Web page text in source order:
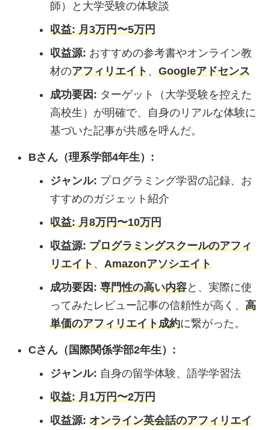
師）と大学受験の体験談
収益:月3万円〜5万円
収益源: おすすめの参考書やオンライン教
材のアフィリエイト、 Googleアドセンス
成功要因: ターゲット（大学受験を控えた
高校生）が明確で、自身のリアルな体験に
基づいた記事が共感を呼んだ。
Bさん（理系学部4年生）:
ジャンル: プログラミング学習の記録、お
すすめのガジェット紹介
収益:月8万円〜10万円
収益源: プログラミングスクールのアフィ
リエイト、 Amazonアソシエイト
成功要因: 専門性の高い内容と、実際に使
ってみたレビュー記事の信頼性が高く、 高
単価のアフィリエイト成約に繋がった。
Cさん（国際関係学部2年生）:
ジャンル: 自身の留学体験、語学学習法
収益:月1万円〜2万円
収益源: オンライン英会話のアフィリエイ